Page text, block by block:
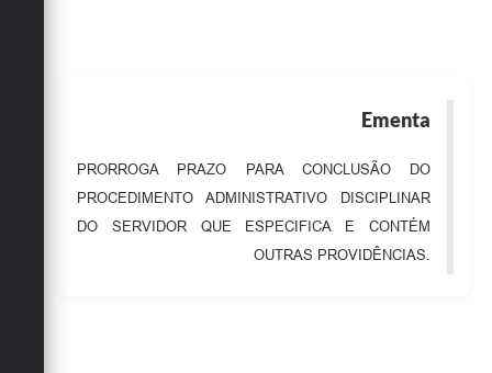
Galeria de Fotos
Galeria de Vídeos
Ementa
PRORROGA PRAZO PARA CONCLUSÃO DO
PROCEDIMENTO ADMINISTRATIVO DISCIPLINAR
DO SERVIDOR QUE ESPECIFICA E CONTÉM
OUTRAS PROVIDÊNCIAS.